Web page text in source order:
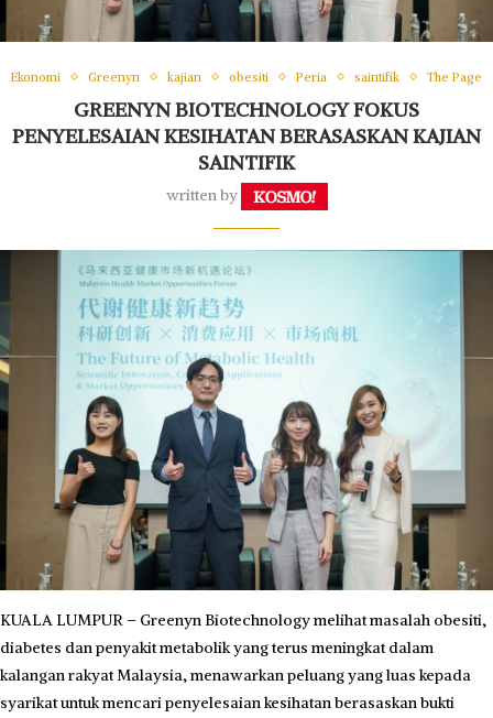
Ekonomi Greenyn kajian obesiti Peria saintifik The Page
GREENYN BIOTECHNOLOGY FOKUS
PENYELESAIAN KESIHATAN BERASASKAN KAJIAN
SAINTIFIK
written by
KUALA LUMPUR – Greenyn Biotechnology melihat masalah obesiti,
diabetes dan penyakit metabolik yang terus meningkat dalam
kalangan rakyat Malaysia, menawarkan peluang yang luas kepada
syarikat untuk mencari penyelesaian kesihatan berasaskan bukti